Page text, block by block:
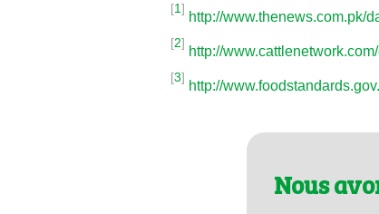
[1]
http://www.thenews.com.pk/
[2]
http://
[3]
http://
Nous